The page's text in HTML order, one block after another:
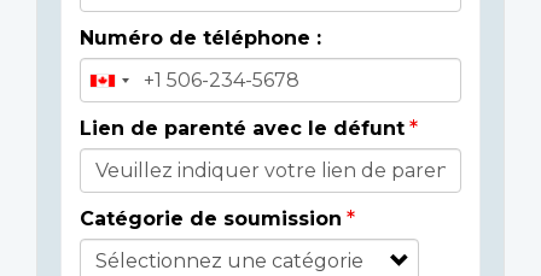
Numéro de téléphone :
Lien de parenté avec le défunt
Catégorie de soumission